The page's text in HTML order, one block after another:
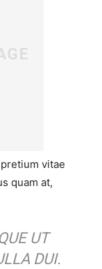
vitae
quam at,
UT
DUI.